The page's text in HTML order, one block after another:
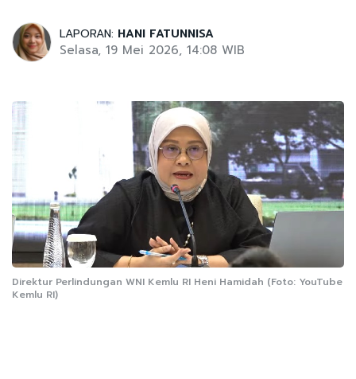
LAPORAN: HANI FATUNNISA
Selasa, 19 Mei 2026, 14:08 WIB
Direktur Perlindungan WNI Kemlu RI Heni Hamidah (Foto: YouTube
Kemlu RI)